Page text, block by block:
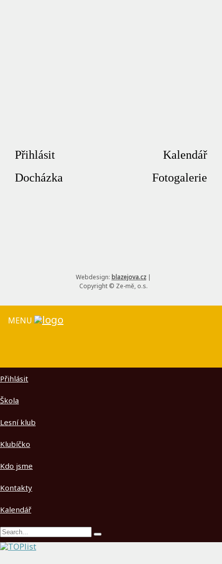
Kalendář
Fotogalerie
Přihlásit
Docházka
Webdesign: blazejova.cz |
Copyright © Ze-mě, o.s.
MENU
Přihlásit
Škola
Lesní klub
Klubíčko
Kdo jsme
Kontakty
Kalendář